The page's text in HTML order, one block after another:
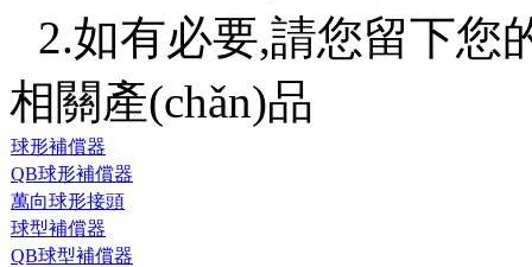
2.如有必要,請您留下您
相關產(chǎn)品
球形補償器
QB球形補償器
萬向球形接頭
球型補償器
QB球型補償器